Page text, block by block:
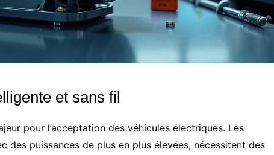
et sans fil
pour l’acceptation des véhicules électriques. Les
des puissances de plus en plus élevées, nécessitent des